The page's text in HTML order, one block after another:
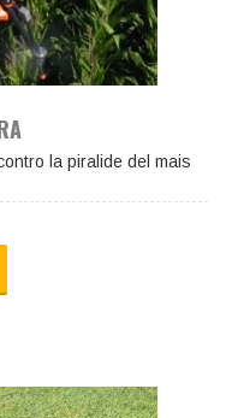
la piralide del mais